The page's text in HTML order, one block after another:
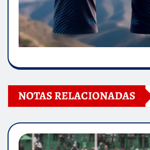
NOTAS RELACIONADAS